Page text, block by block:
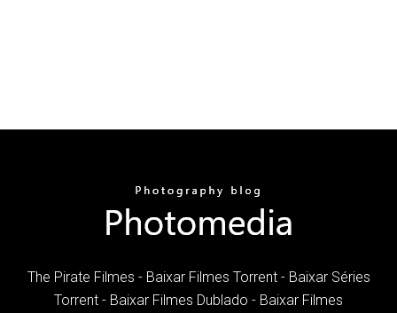
The Pirate Filmes - Baixar Filmes Torrent - Baixar Séries
Torrent - Baixar Filmes Dublado - Baixar Filmes